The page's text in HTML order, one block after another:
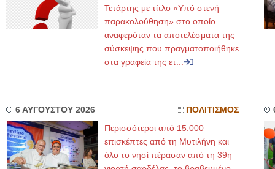
Τετάρτης με τίτλο «Υπό στενή
παρακολούθηση» στο οποίο
αναφερόταν τα αποτελέσματα της
σύσκεψης που πραγματοποιήθηκε
στα γραφεία της ετ...
6 ΑΥΓΟΥΣΤΟΥ 2026 ΠΟΛΙΤΙΣΜΟΣ
Περισσότεροι από 15.000
επισκέπτες από τη Μυτιλήνη και
όλο το νησί πέρασαν από τη 39η